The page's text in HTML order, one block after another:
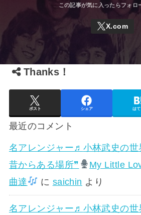
Thanks！
ポスト シェア はて
最近のコメント
名アレンジャー♬ 小林武史の
昔からある場所❞
My Little
曲達
に saichin より
名アレンジャー♬ 小林武史の